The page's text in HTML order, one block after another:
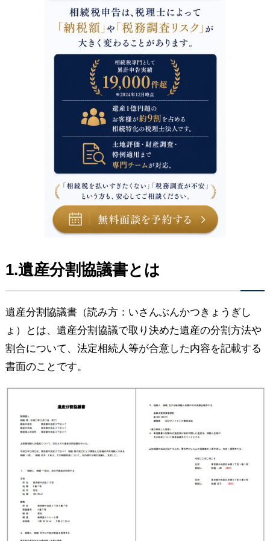
1.遺産分割協議書とは
遺産分割協議書（読み方：いさんぶんかつきょうぎし
ょ）とは、遺産分割協議で取り決めた遺産の分割方法や
割合について、法定相続人等が合意した内容を記載する
書面のことです。